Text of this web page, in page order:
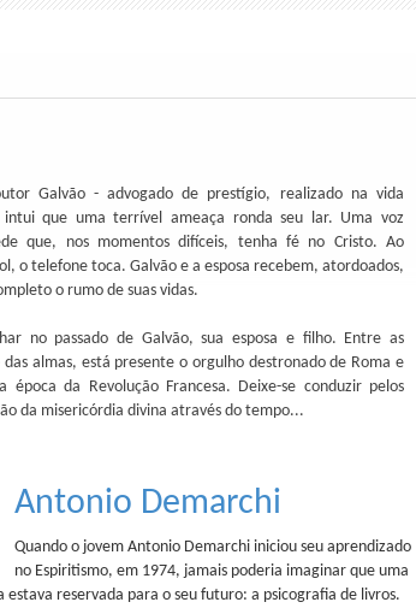
Galvão - advogado de prestígio, realizado na vida
que uma terrível ameaça ronda seu lar. Uma voz
que, nos momentos difíceis, tenha fé no Cristo. Ao
o telefone toca. Galvão e a esposa recebem, atordoados,
o rumo de suas vidas.
no passado de Galvão, sua esposa e filho. Entre as
almas, está presente o orgulho destronado de Roma e
época da Revolução Francesa. Deixe-se conduzir pelos
da misericórdia divina através do tempo...
Antonio Demarchi
Quando o jovem Antonio Demarchi iniciou seu aprendizado
no Espiritismo, em 1974, jamais poderia imaginar que uma
estava reservada para o seu futuro: a psicografia de livros.